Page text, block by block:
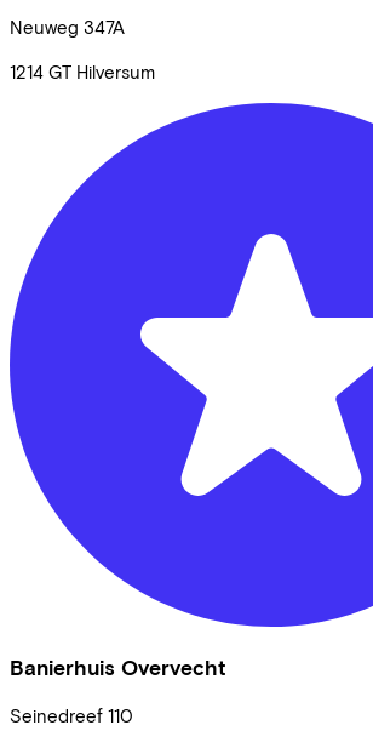
Neuweg 347A
1214 GT Hilversum
Banierhuis Overvecht
Seinedreef 110